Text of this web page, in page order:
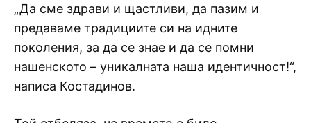
„Да сме здрави и щастливи, да пазим и
предаваме традициите си на идните
поколения, за да се знае и да се помни
нашенското – уникалната наша идентичност!“,
написа Костадинов.